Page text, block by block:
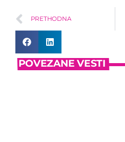
PRETHODNA
POVEZANE VESTI